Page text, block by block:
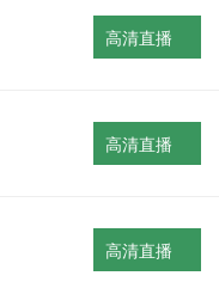
高清直播
高清直播
高清直播